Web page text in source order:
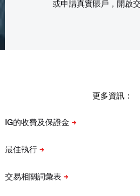
更多資訊：